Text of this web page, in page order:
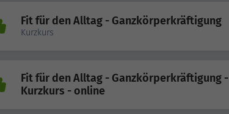
Fit für den Alltag - Ganzkörperkräftigung
Kurzkurs
Fit für den Alltag - Ganzkörperkräftigung -
Kurzkurs - online